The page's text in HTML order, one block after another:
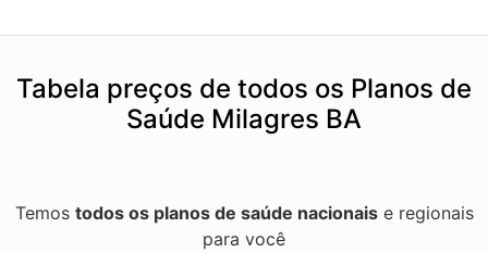
Tabela preços de todos os Planos de
Saúde Milagres BA
Temos todos os planos de saúde nacionaise regionais
para você